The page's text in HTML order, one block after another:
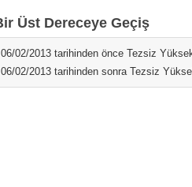
Üst Dereceye Geçiş
06/02/2013 tarihinden önce Tezsiz
06/02/2013 tarihinden sonra Tezsiz